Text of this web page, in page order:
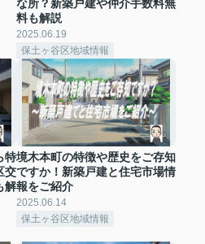
な所？新築戸建や仲介手数料無
料も解説
2025.06.19
保土ヶ谷区地域情報
特
交
解
境木本町の特徴や歴史をご存知
ですか！新築戸建と住宅市場情
報をご紹介
2025.06.14
保土ヶ谷区地域情報